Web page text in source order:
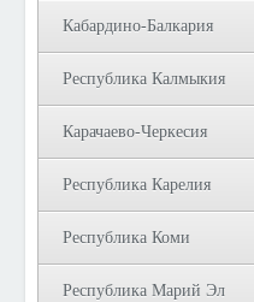
Кабардино-Балкария
Республика Калмыкия
Карачаево-Черкесия
Республика Карелия
Республика Коми
Республика Марий Эл